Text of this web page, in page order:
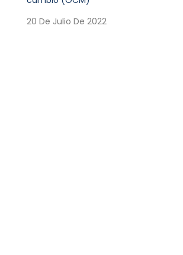
20 De Julio De 2022